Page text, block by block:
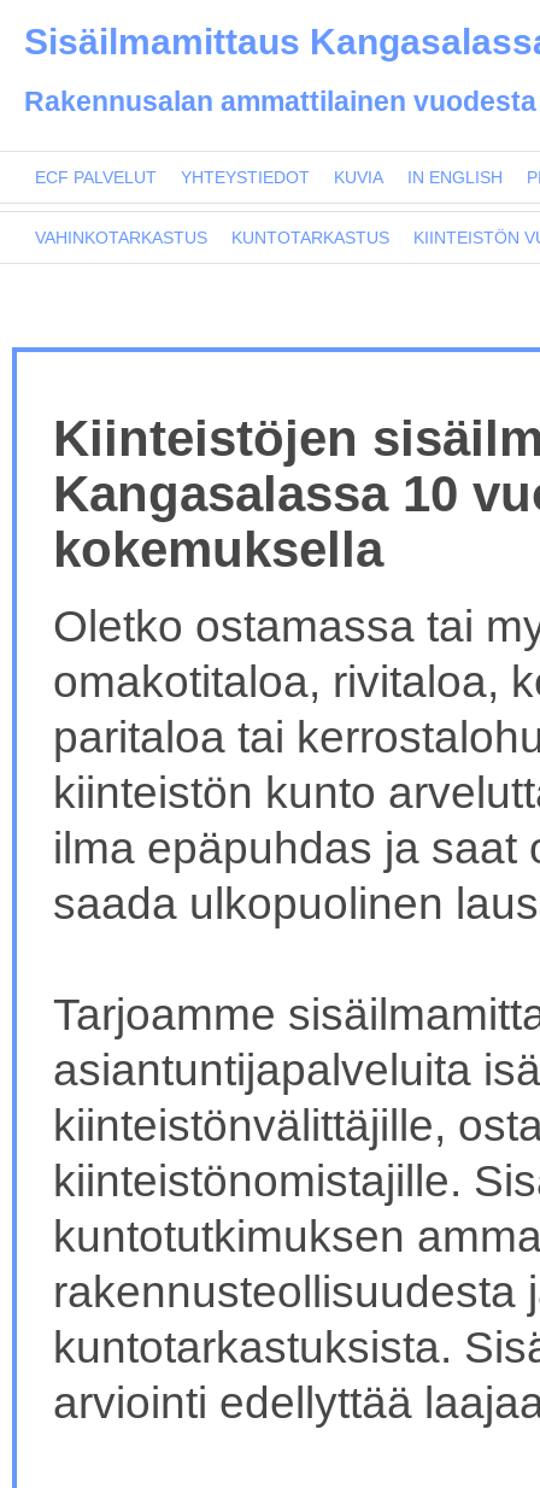
Sisäilmamittaus
Rakennusalan ammattilainen vuodesta
ECF PALVELUT YHTEYSTIEDOT KUVIA IN ENGLISH
VAHINKOTARKASTUS KUNTOTARKASTUS KIINTEISTÖN
Kiinteistöjen
Kangasalassa 10
kokemuksella
Oletko ostamassa tai
omakotitaloa, rivitaloa,
paritaloa tai
kiinteistön kunto
ilma epäpuhdas ja saat
saada ulkopuolinen
Tarjoamme
asiantuntijapalveluita
kiinteistönvälittäjille,
kiinteistönomistajille.
kuntotutkimuksen
rakennusteollisuudesta
kuntotarkastuksista.
arviointi edellyttää